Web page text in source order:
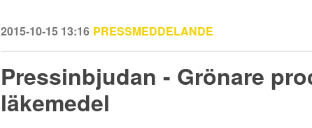
2015-10-15 13:16 PRESSMEDDELANDE
Pressinbjudan - Grönare
läkemedel